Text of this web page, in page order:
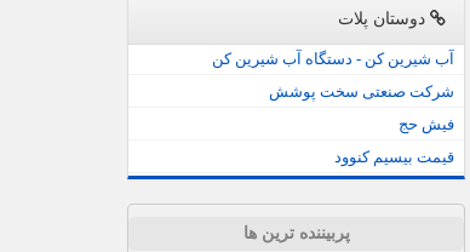
دوستان پلات
آب شیرین کن - دستگاه آب شیرین کن
شرکت صنعتی سخت پوشش
فیش حج
قیمت بیسیم کنوود
پربیننده ترین ها